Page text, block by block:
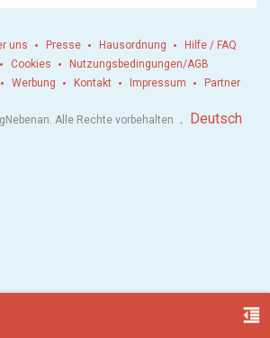
format_indent_decrease
uns Presse Hausordnung
Hilfe / FAQ
Cookies
Nutzungsbedingungen/AGB
Werbung Kontakt Impressum Partner
Alle Rechte vorbehalten . Deutsch